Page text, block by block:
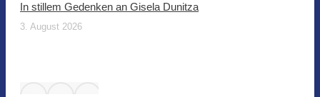
In stillem Gedenken an Gisela Dunitza
3. August 2026